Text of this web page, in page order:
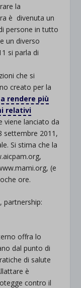
la
è divenuta un
persone in tutto
un diverso
si parla di
che si
creato per la
rendere più
relativi
viene lanciato da
settembre 2011,
Si stima che la
(e
ore.
partnership:
offra lo
dal punto di
di salute
è
contro il